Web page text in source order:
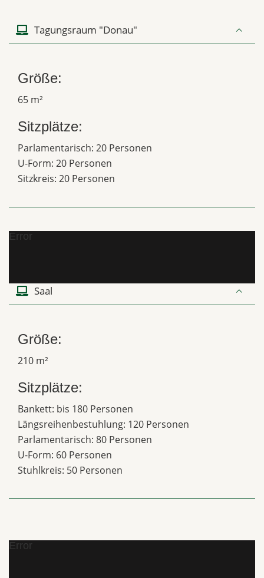
Tagungsraum "Donau"
Größe:
65 m²
Sitzplätze:
Parlamentarisch: 20 Personen
U-Form: 20 Personen
Sitzkreis: 20 Personen
Error
Saal
Größe:
210 m²
Sitzplätze:
Bankett: bis 180 Personen
Längsreihenbestuhlung: 120 Personen
Parlamentarisch: 80 Personen
U-Form: 60 Personen
Stuhlkreis: 50 Personen
Error